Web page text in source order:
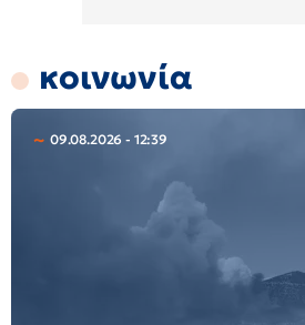
κοινωνία
09.08.2026 - 12:39